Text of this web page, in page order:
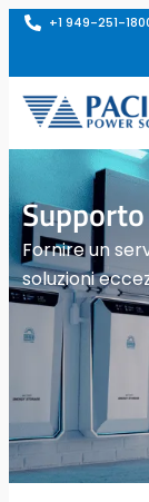
+1 949-251-
Supporto
Fornire un
soluzioni